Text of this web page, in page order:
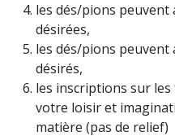
les dés/pions
désirées,
les dés/pions peuvent
désirés,
les inscriptions sur
votre loisir et
matière (pas de relief)